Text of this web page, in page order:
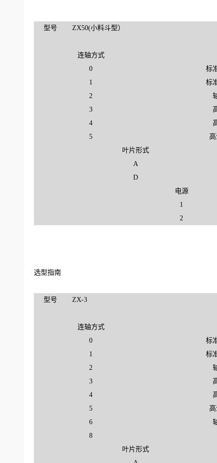
型号 ZX50(小料斗型）
连轴方式
0
标
1
标
2
3
4
5
叶片形式
A
D
电源
1
2
选型指南
型号 ZX-3
连轴方式
0
标
1
标
2
3
4
5
6
8
叶片形式